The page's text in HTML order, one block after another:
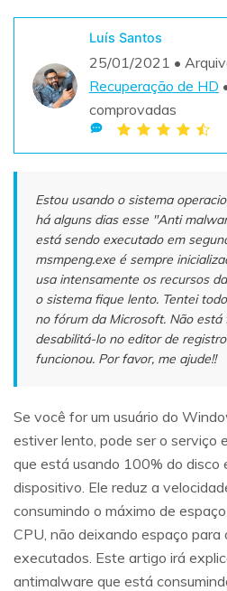
Recoverit Grátis
Recupere dados perdidos/
Outros Produtos
Repairit - Reparar Dados
UBackit - Backup de Dados
search
Teste
Luís Santos
25/01/2021 •
Recuperação de HD
comprovadas
Estou usando o sistema
há alguns dias esse "Anti
está sendo executado em
msmpeng.exe é sempre
usa intensamente os recursos
o sistema fique lento. Tentei
no fórum da Microsoft. Não está
desabilitá-lo no editor de
funcionou. Por favor, me ajude!!
Se você for um usuário do
estiver lento, pode ser o serviço
que está usando 100% do disco
dispositivo. Ele reduz a
consumindo o máximo de
CPU, não deixando espaço para
executados. Este artigo irá
antimalware que está